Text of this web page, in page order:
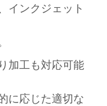
インクジェット
加工も対応可能
に応じた適切な